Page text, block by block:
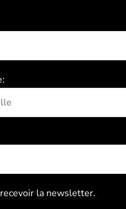
la newsletter.